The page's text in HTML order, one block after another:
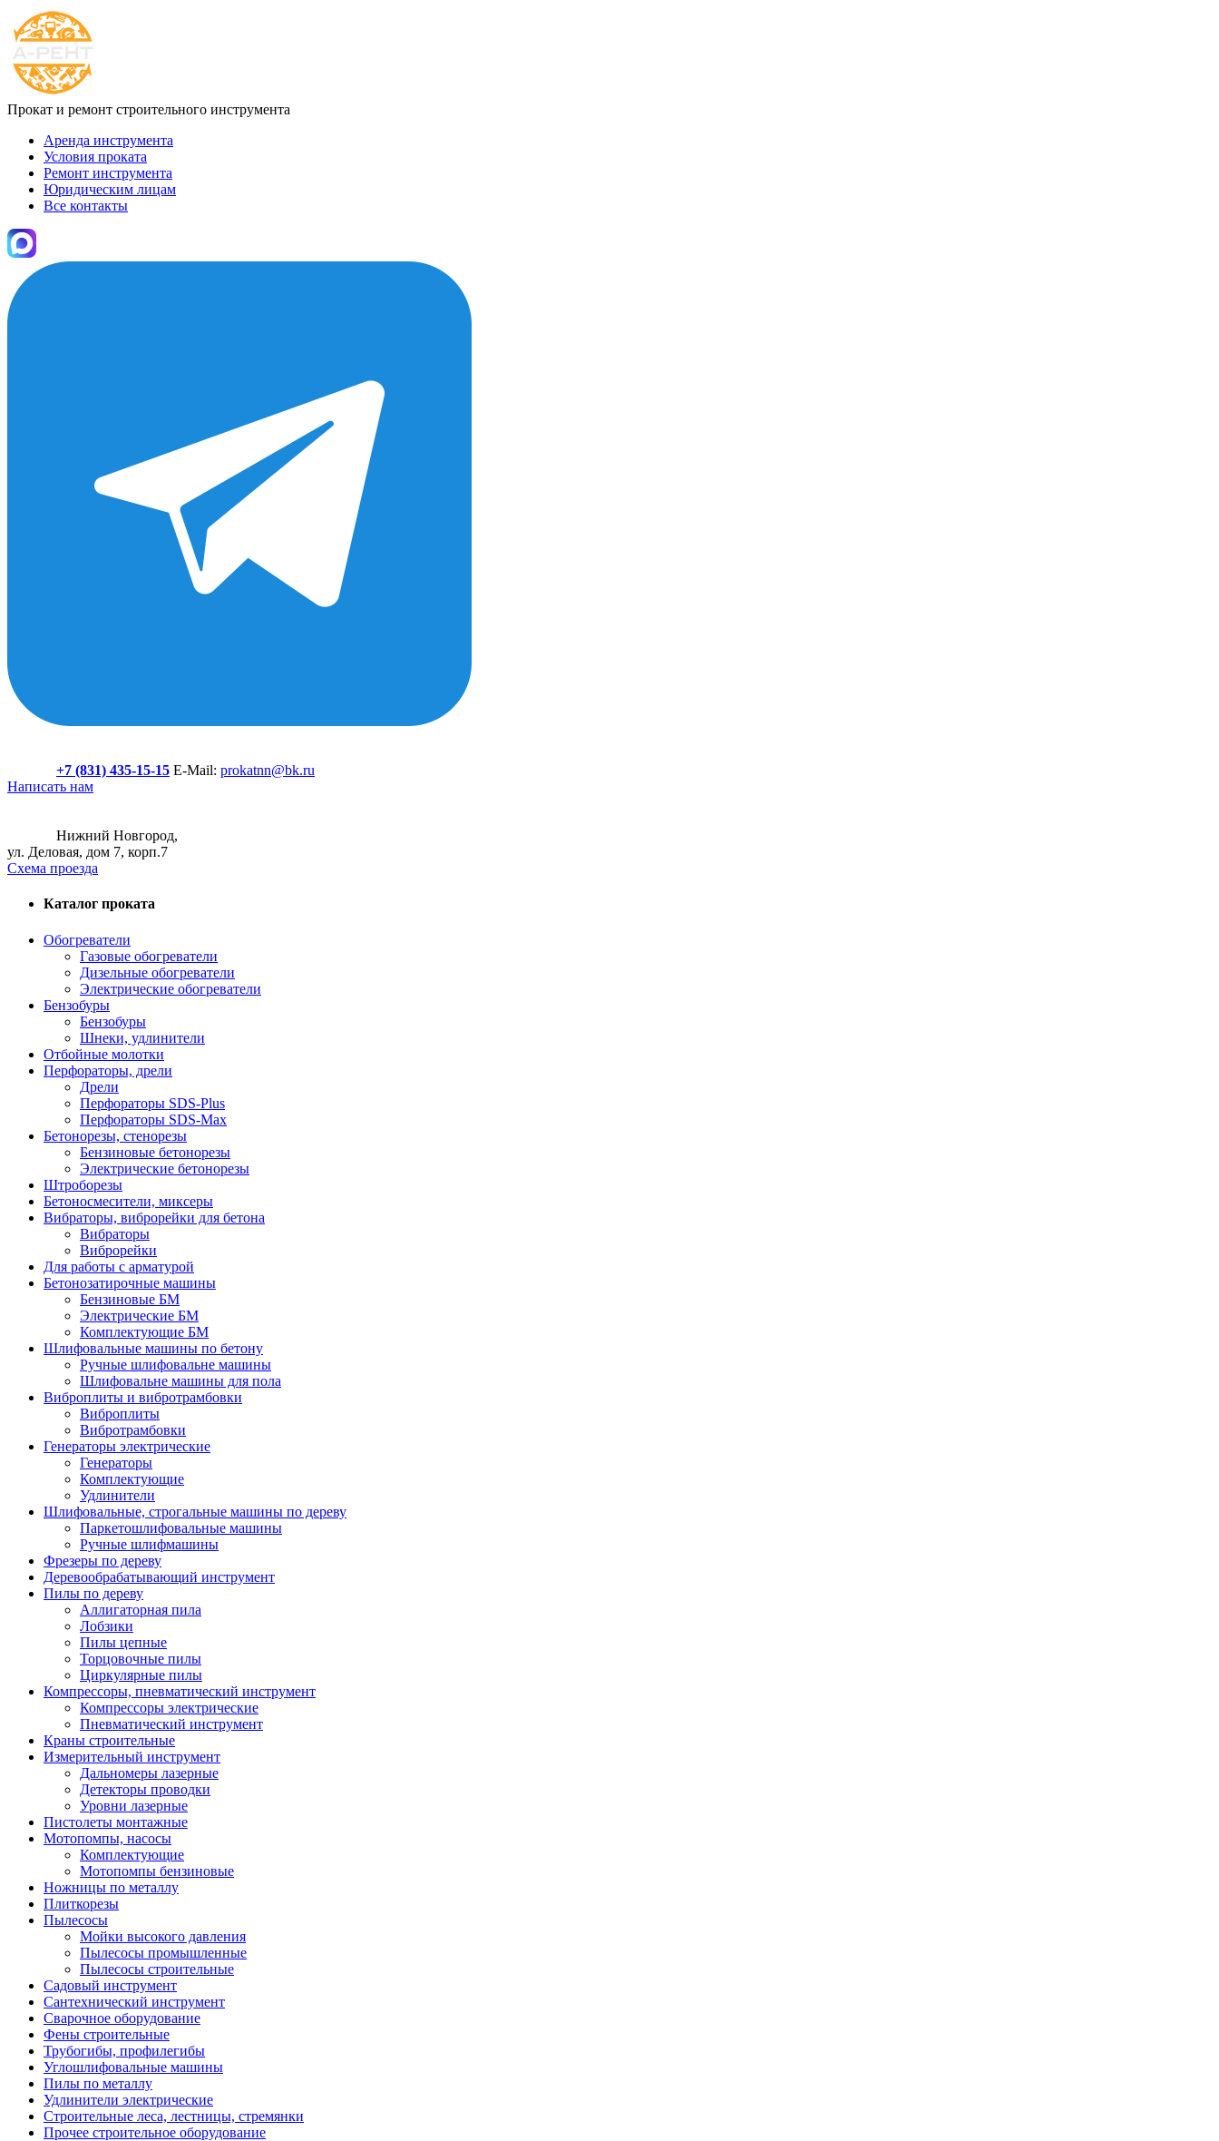
Прокат и ремонт строительного инструмента
Аренда инструмента
Условия проката
Ремонт инструмента
Юридическим лицам
Все контакты
+7 (831) 435-15-15 E-Mail: prokatnn@bk.ru
Написать нам
Нижний Новгород,
ул. Деловая, дом 7, корп.7
Схема проезда
Каталог проката
Обогреватели
Газовые обогреватели
Дизельные обогреватели
Электрические обогреватели
Бензобуры
Бензобуры
Шнеки, удлинители
Отбойные молотки
Перфораторы, дрели
Дрели
Перфораторы SDS-Plus
Перфораторы SDS-Max
Бетонорезы, cтенорезы
Бензиновые бетонорезы
Электрические бетонорезы
Штроборезы
Бетоносмесители, миксеры
Вибраторы, виброрейки для бетона
Вибраторы
Виброрейки
Для работы с арматурой
Бетонозатирочные машины
Бензиновые БМ
Электрические БМ
Комплектующие БМ
Шлифовальные машины по бетону
Ручные шлифовальне машины
Шлифовальне машины для пола
Виброплиты и вибротрамбовки
Виброплиты
Вибротрамбовки
Генераторы электрические
Генераторы
Комплектующие
Удлинители
Шлифовальные, строгальные машины по дереву
Паркетошлифовальные машины
Ручные шлифмашины
Фрезеры по дереву
Деревообрабатывающий инструмент
Пилы по дереву
Аллигаторная пила
Лобзики
Пилы цепные
Торцовочные пилы
Циркулярные пилы
Компрессоры, пневматический инструмент
Компрессоры электрические
Пневматический инструмент
Краны строительные
Измерительный инструмент
Дальномеры лазерные
Детекторы проводки
Уровни лазерные
Пистолеты монтажные
Мотопомпы, насосы
Комплектующие
Мотопомпы бензиновые
Ножницы по металлу
Плиткорезы
Пылесосы
Мойки высокого давления
Пылесосы промышленные
Пылесосы строительные
Садовый инструмент
Сантехнический инструмент
Сварочное оборудование
Фены строительные
Трубогибы, профилегибы
Углошлифовальные машины
Пилы по металлу
Удлинители электрические
Строительные леса, лестницы, стремянки
Прочее строительное оборудование